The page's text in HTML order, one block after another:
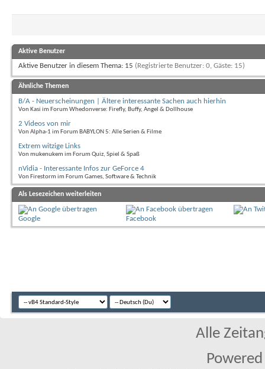
Aktive Benutzer
Aktive Benutzer in diesem Thema: 15 (Registrierte Benutzer: 0, Gäste: 15)
Ähnliche Themen
B/A - Neuerscheinungen | Ältere interessante Sachen auch hierhin
Von Kasi im Forum Whedonverse: Firefly, Buffy, Angel & Dollhouse
2 Videos von mir
Von Alpha-1 im Forum BABYLON 5: Alle Serien & Filme
Extrem witzige Links
Von mukenukem im Forum Quiz, Spiel & Spaß
nVidia - Interessante Infos zur GeForce 4
Von Firestorm im Forum Games, Software & Technik
Als Lesezeichen weiterleiten
Google Facebook
Alle